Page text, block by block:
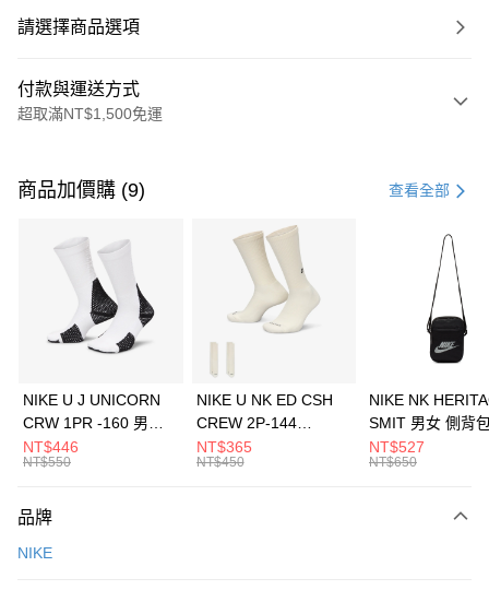
請選擇商品選項
付款與運送方式
超取滿NT$1,500免運
信用卡一次付款
3 期 0 利率 每期 21家銀行
合作金庫商業銀行
第一商業銀行
華南商業銀行
彰化商業銀行
上海商業儲蓄銀行
元大商業銀行
台灣樂天信用卡公司
Apple Pay
全盈+PAY
AFTEE先享後付
【關於「AFTEE先享後付」】
便利好安心！
運送方式
商品加價購 (9) 查看全部
NIKE U J UNICORN
CRW 1PR -160 男女
中統襪 FZ3393100
NT$446
NT$550
NIKE U NK ED CSH
CREW 2P-144
EMBRDY 男女 短統襪
FZ3073133
NT$365
NT$450
NIKE NK
SMIT 男女 側背
BA5871010
NT$527
NT$650
品牌
NIKE